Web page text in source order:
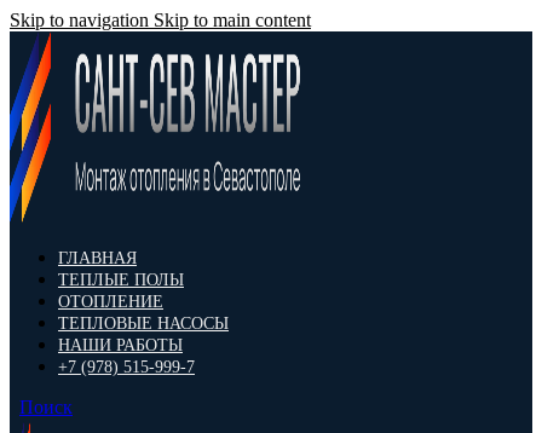
Skip to navigation Skip to main content
ГЛАВНАЯ
ТЕПЛЫЕ ПОЛЫ
ОТОПЛЕНИЕ
ТЕПЛОВЫЕ НАСОСЫ
НАШИ РАБОТЫ
+7 (978) 515-999-7
Поиск